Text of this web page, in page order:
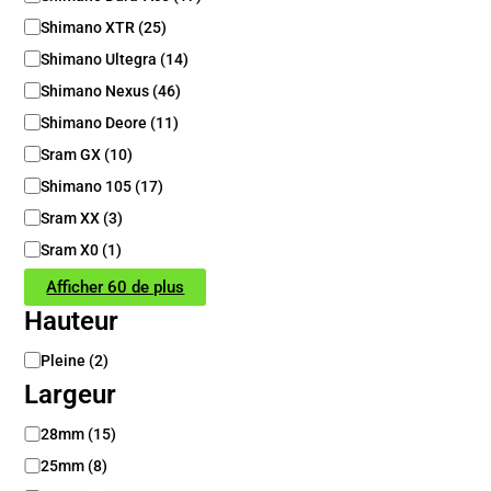
Shimano XTR (25)
Shimano Ultegra (14)
Shimano Nexus (46)
Shimano Deore (11)
Sram GX (10)
Shimano 105 (17)
Sram XX (3)
Sram X0 (1)
Afficher 60 de plus
Hauteur
H
u
t
e
Pleine (2)
Largeur
L
r
28mm (15)
25mm (8)